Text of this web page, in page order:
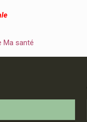
Ma santé